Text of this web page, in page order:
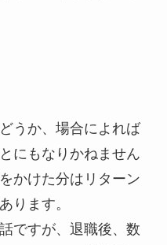
うか、場合によれば
にもなりかねません
かけた分はリターン
ります。
ですが、退職後、数